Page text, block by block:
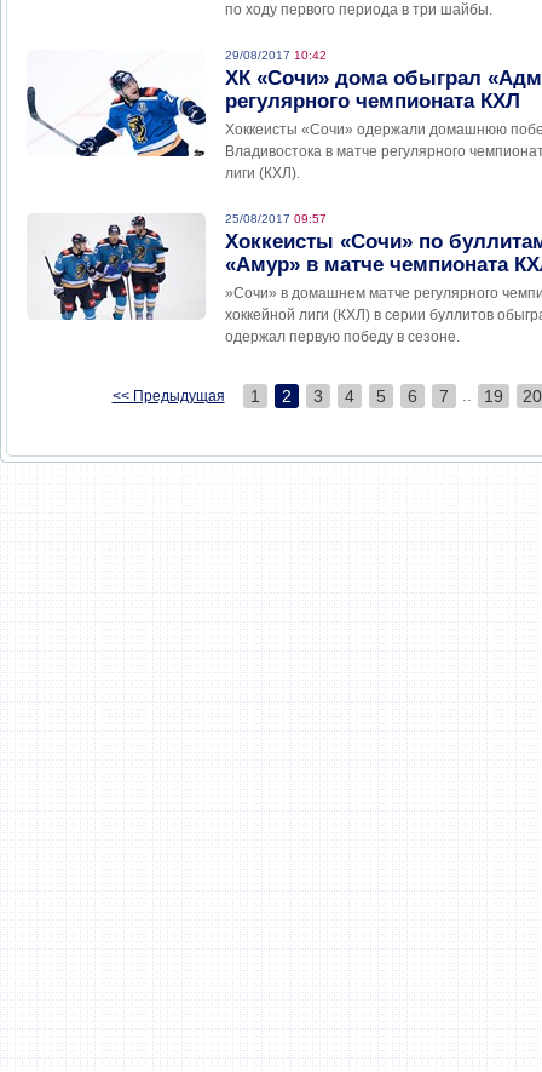
по ходу первого периода в три шайбы.
29/08/2017 10:42
ХК «Сочи» дома обыграл
регулярного чемпионата КХЛ
Хоккеисты «Сочи» одержали домашнюю
Владивостока в матче регулярного
лиги (КХЛ).
25/08/2017 09:57
Хоккеисты «Сочи» по
«Амур» в матче чемпионата
»Сочи» в домашнем матче регулярного
хоккейной лиги (КХЛ) в серии буллитов
одержал первую победу в сезоне.
<< Предыдущая 1 2 3 4 5 6 7 19 20